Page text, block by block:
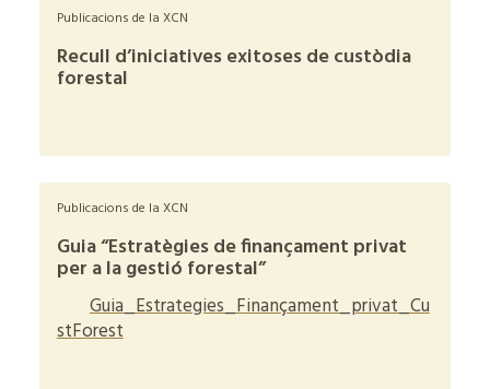
Publicacions de la XCN
Recull d’iniciatives exitoses de custòdia
forestal
Publicacions de la XCN
Guia “Estratègies de finançament privat
per a la gestió forestal”
Guia_Estrategies_Finançament_privat_Cu
stForest